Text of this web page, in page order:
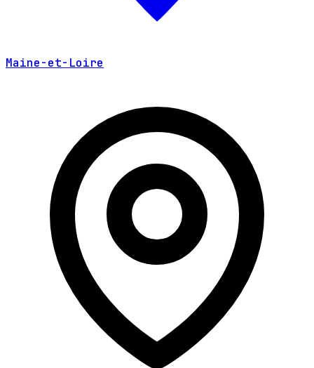
Maine-et-Loire